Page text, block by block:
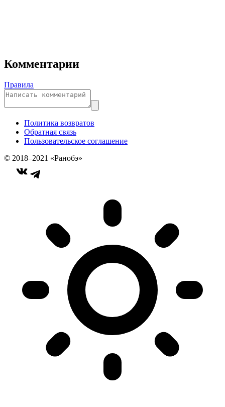
Комментарии
Правила
Политика возвратов
Обратная связь
Пользовательское соглашение
© 2018–2021 «Ранобэ»